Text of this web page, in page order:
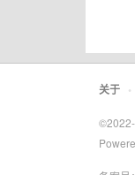
关于 •
©2022-